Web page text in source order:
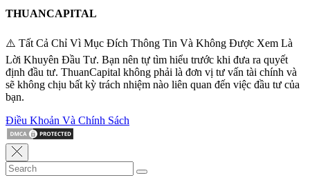
THUANCAPITAL
⚠️ Tất Cả Chỉ Vì Mục Đích Thông Tin Và Không Được Xem Là
Lời Khuyên Đầu Tư. Bạn nên tự tìm hiểu trước khi đưa ra quyết
định đầu tư. ThuanCapital không phải là đơn vị tư vấn tài chính và
sẽ không chịu bất kỳ trách nhiệm nào liên quan đến việc đầu tư của
bạn.
Điều Khoản Và Chính Sách